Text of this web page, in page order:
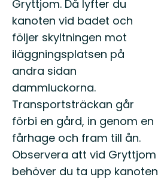
Gryttjom. Då lyfter du
kanoten vid badet och
följer skyltningen mot
iläggningsplatsen på
andra sidan
dammluckorna.
Transportsträckan går
förbi en gård, in genom en
fårhage och fram till ån.
Observera att vid Gryttjom
behöver du ta upp kanoten